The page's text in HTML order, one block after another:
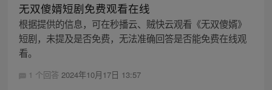
无双傻婿短剧免费观看在线
根据提供的信息，可在秒播云、贼快云观看《无双傻婿》
短剧，未提及是否免费，无法准确回答是否能免费在线观
看。
1 个回答 2024年10月17日 13:57